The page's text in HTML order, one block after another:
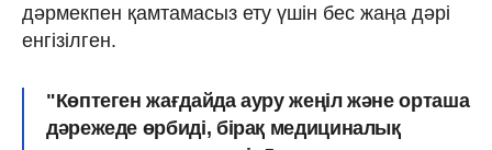
дәрмекпен қамтамасыз ету үшін бес жаңа дәрі
енгізілген.
"Көптеген жағдайда ауру жеңіл және орташа
дәрежеде өрбиді, бірақ медициналық